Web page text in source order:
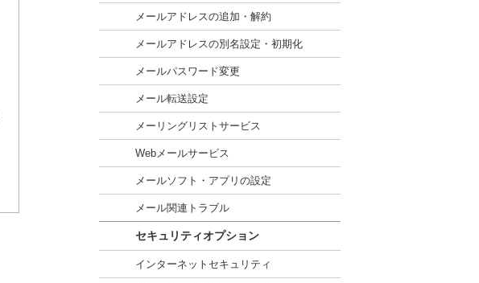
メールアドレスの追加・解約
メールアドレスの別名設定・初期化
メールパスワード変更
メール転送設定
メーリングリストサービス
Webメールサービス
メールソフト・アプリの設定
メール関連トラブル
セキュリティオプション
インターネットセキュリティ